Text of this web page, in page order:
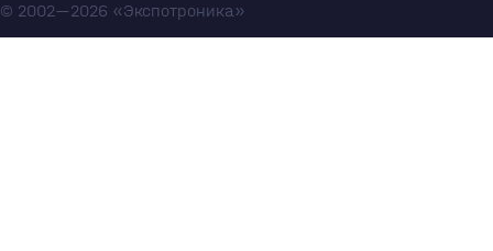
© 2002—2026 «Экспотроника»